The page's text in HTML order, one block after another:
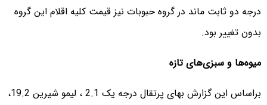
درجه دو ثابت ماند در گروه حبوبات نیز قیمت کلیه اقلام این گروه
بدون تغییر بود.
میوه‌ها و سبزی‌های تازه
براساس این گزارش بهای پرتقال درجه یک 2.1 ، لیمو شیرین 19.2،